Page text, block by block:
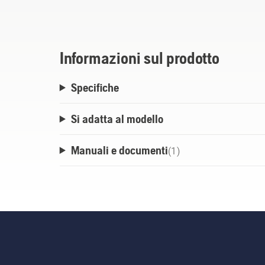
Informazioni sul prodotto
Specifiche
Si adatta al modello
Manuali e documenti(1 )